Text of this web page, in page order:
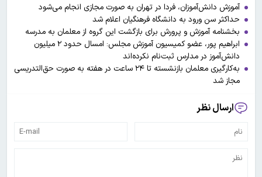
آموزش دانش‌آموزان، فردا در تهران به صورت مجازی انجام می‌شود
حداکثر سن ورود به دانشگاه فرهنگیان اعلام شد
بخشنامه آموزش و پرورش برای بازگشت این گروه از معلمان به مدرسه
ابراهیم پور، عضو کمیسیون آموزش مجلس: امسال حدود ۲ میلیون
دانش‌آموز در مدارس ثبت‌‎نام نکرده‌اند
به‌کارگیری معلمان بازنشسته تا ۲۴ ‏ساعت در هفته به‌ صورت حق‌التدریسی
مجاز شد
ارسال نظر